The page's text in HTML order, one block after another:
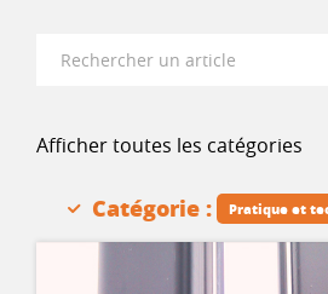
Catégorie : Pratique et
Afficher toutes les catégories